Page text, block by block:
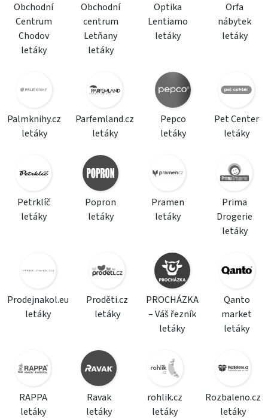
Obchodní
Centrum
Chodov
letáky
Obchodní
centrum
Letňany
letáky
Optika
Lentiamo
letáky
Orfa
nábytek
letáky
Palmknihy.cz
letáky
Parfemland.cz
letáky
Pepco
letáky
Pet Center
letáky
Petrklíč
letáky
Popron
letáky
Pramen
letáky
Prima
Drogerie
letáky
Prodejnakol.eu
letáky
Proděti.cz
letáky
PROCHÁZKA
– Váš řezník
letáky
Qanto
market
letáky
RAPPA
letáky
Ravak
letáky
rohlik.cz
letáky
Rozbaleno.cz
letáky